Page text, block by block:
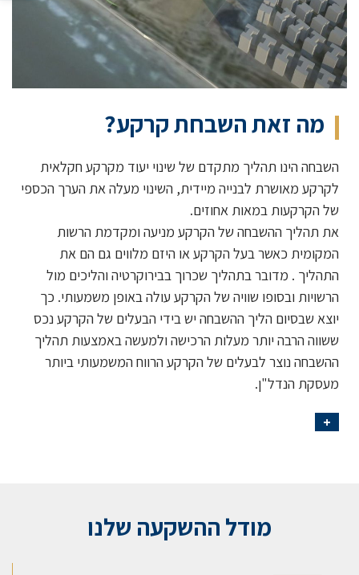
מה זאת השבחת קרקע?
השבחה הינו תהליך מתקדם של שינוי יעוד מקרקע חקלאית
לקרקע מאושרת לבנייה מיידית, השינוי מעלה את הערך הכספי
של הקרקעות במאות אחוזים.
את תהליך ההשבחה של הקרקע מניעה ומקדמת הרשות
המקומית כאשר בעל הקרקע או היזם מלווים גם הם את
התהליך . מדובר בתהליך שכרוך בבירוקרטיה והליכים מול
הרשויות ובסופו שוויה של הקרקע עולה באופן משמעותי. כך
יוצא שבסיום הליך ההשבחה יש בידי הבעלים של הקרקע נכס
ששווה הרבה יותר מעלות הרכישה ולמעשה באמצעות תהליך
ההשבחה נוצר לבעלים של הקרקע הרווח המשמעותי ביותר
מעסקת הנדל"ן.
+
מודל ההשקעה שלנו